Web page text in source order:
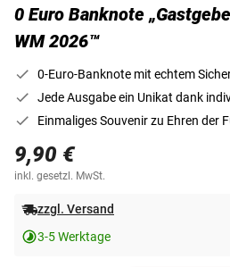
0 Euro Banknote
WM 2026™
0-Euro-Banknote mit echtem
Jede Ausgabe ein Unikat dank
Einmaliges Souvenir zu Ehren der
9,90 €
inkl. gesetzl. MwSt.
zzgl. Versand
3-5 Werktage